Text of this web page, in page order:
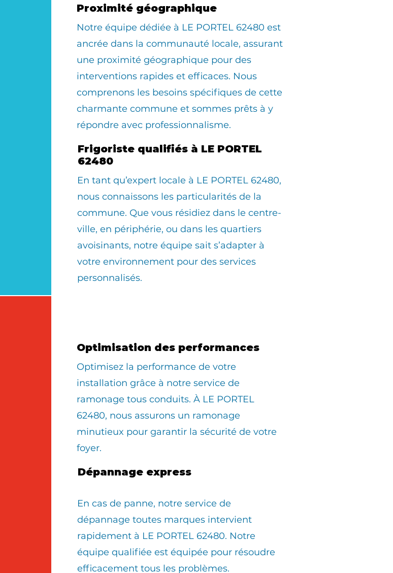
Proximité géographique
​Notre équipe dédiée à LE PORTEL 62480 est
ancrée dans la communauté locale, assurant
une proximité géographique pour des
interventions rapides et efficaces. Nous
comprenons les besoins spécifiques de cette
charmante commune et sommes prêts à y
répondre avec professionnalisme.
Frigoriste qualifiés à LE PORTEL
62480
En tant qu’expert locale à LE PORTEL 62480,
nous connaissons les particularités de la
commune. Que vous résidiez dans le centre-
ville, en périphérie, ou dans les quartiers
avoisinants, notre équipe sait s’adapter à
votre environnement pour des services
personnalisés.
Optimisation des performances
Optimisez la performance de votre
installation grâce à notre service de
ramonage tous conduits. À LE PORTEL
62480, nous assurons un ramonage
minutieux pour garantir la sécurité de votre
foyer.
Dépannage express
En cas de panne, notre service de
dépannage toutes marques intervient
rapidement à LE PORTEL 62480. Notre
équipe qualifiée est équipée pour résoudre
efficacement tous les problèmes.